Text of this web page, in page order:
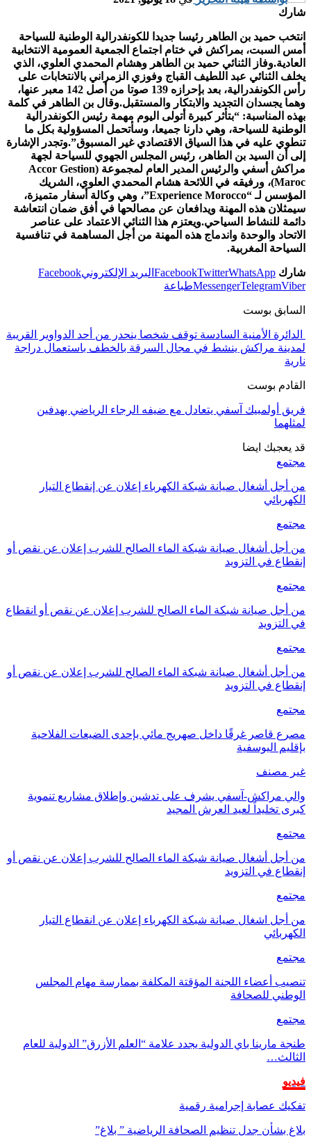
شارك
انتخب حميد بن الطاهر رئيسا جديدا للكونفدرالية الوطنية للسياحة
أمس السبت، بمراكش في ختام اجتماع الجمعية العمومية الانتخابية
العادية.وفاز الثنائي حميد بن الطاهر وهشام المحمدي العلوي، الذي
يخلف الثنائي عبد اللطيف القباج وفوزي الزمراني بالانتخابات على
رأس الكونفدرالية، بعد بإحرازه 139 صوتا من أصل 142 معبر عنها،
وهما يجسدان التجديد والابتكار والمستقبل.وقال بن الطاهر في كلمة
بهذه المناسبة: “بتأثر كبيرة أتولى اليوم مهمة رئيس الكونفدرالية
الوطنية للسياحة، وهي دارنا جميعا، وسأتحمل المسؤولية بكل ما
تنطوي عليه في هذا السياق الاقتصادي غير المسبوق”.وتجدر الإشارة
إلى أن السيد بن الطاهر، رئيس المجلس الجهوي للسياحة لجهة
مراكش أسفي والرئيس المدير العام لمجموعة (Accor Gestion
Maroc)، ورفيقه في اللائحة هشام المحمدي العلوي، الشريك
المؤسس لـ “Experience Morocco”، وهي وكالة أسفار متميزة،
سيمثلان هذه المهنة ويدافعان عن مصالحها في أفق ضمان انتعاشة
دائمة للنشاط السياحي.ويعتزم هذا الثنائي الاعتماد على عناصر
الاتحاد والوحدة واندماج هذه المهنة من أجل المساهمة في تنافسية
السياحة المغربية.
شارك FacebookTwitterWhatsApp البريد الإلكترونيFacebook
MessengerTelegramViber طباعة
السابق بوست
الدائرة الأمنية السادسة توقف شخصا ينحدر من أحد الدواوير القريبة
لمدينة مراكش ينشط في مجال السرقة بالخطف باستعمال دراجة
نارية
القادم بوست
فريق أولمبيك آسفي يتعادل مع ضيفه الرجاء الرياضي بهدفين
لمثلهما
قد يعجبك ايضا
مجتمع
من أجل أشغال صيانة شبكة الكهرباء إعلان عن إنقطاع التيار
الكهربائي
مجتمع
من أجل أشغال صيانة شبكة الماء الصالح للشرب إعلان عن نقص أو
إنقطاع في التزويد
مجتمع
من أجل صيانة شبكة الماء الصالح للشرب إعلان عن نقص أو انقطاع
في التزويد
مجتمع
من أجل أشغال صيانة شبكة الماء الصالح للشرب إعلان عن نقص أو
إنقطاع في التزويد
مجتمع
مصرع قاصر غرقًا داخل صهريج مائي بإحدى الضيعات الفلاحية
بإقليم اليوسفية
غير مصنف
والي مراكش-آسفي يشرف على تدشين وإطلاق مشاريع تنموية
كبرى تخليداً لعيد العرش المجيد
مجتمع
من أجل أشغال صيانة شبكة الماء الصالح للشرب إعلان عن نقص أو
إنقطاع في التزويد
مجتمع
من أجل اشغال صيانة شبكة الكهرباء إعلان عن انقطاع التيار
الكهربائي
مجتمع
تنصيب أعضاء اللجنة المؤقتة المكلفة بممارسة مهام المجلس
الوطني للصحافة
مجتمع
طنجة مارينا باي الدولية يجدد علامة “العلم الأزرق” الدولية للعام
الثالث…
فيديو
تفكيك عصابة إجرامية رقمية
بلاغ بشأن جدل تنظيم الصحافة الرياضية ” بلاغ”